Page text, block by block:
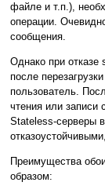
файле и т.п.),
операции.
сообщения.
Однако при отказе
после
пользователь.
чтения или
Stateless-серверы
Преимущества
образом: